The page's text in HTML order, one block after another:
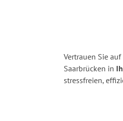
Vertrauen Sie
Saarbrücken in
stressfreien,